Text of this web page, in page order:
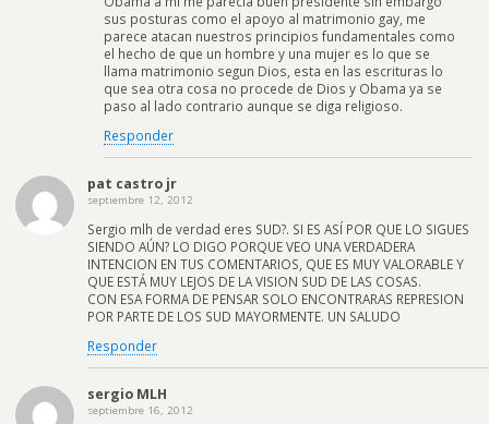
sus posturas como el apoyo al matrimonio gay, me
parece atacan nuestros principios fundamentales como
el hecho de que un hombre y una mujer es lo que se
llama matrimonio segun Dios, esta en las escrituras lo
que sea otra cosa no procede de Dios y Obama ya se
paso al lado contrario aunque se diga religioso.
Responder
pat castro jr
septiembre 12, 2012
Sergio mlh de verdad eres SUD?. SI ES ASÍ POR QUE LO SIGUES
SIENDO AÚN? LO DIGO PORQUE VEO UNA VERDADERA
INTENCION EN TUS COMENTARIOS, QUE ES MUY VALORABLE Y
QUE ESTÁ MUY LEJOS DE LA VISION SUD DE LAS COSAS.
CON ESA FORMA DE PENSAR SOLO ENCONTRARAS REPRESION
POR PARTE DE LOS SUD MAYORMENTE. UN SALUDO
Responder
sergio MLH
septiembre 16, 2012